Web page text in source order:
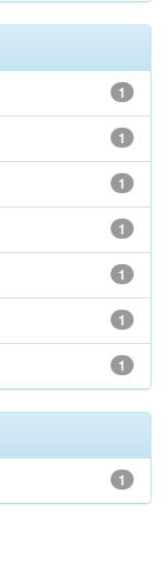
1
1
1
1
1
1
1
1